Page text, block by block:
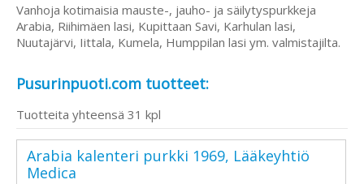
Vanhoja kotimaisia mauste-, jauho- ja säilytyspurkkeja
Arabia, Riihimäen lasi, Kupittaan Savi, Karhulan lasi,
Nuutajärvi, Iittala, Kumela, Humppilan lasi ym. valmistajilta.
Pusurinpuoti.com tuotteet:
Tuotteita yhteensä 31 kpl
Arabia kalenteri purkki 1969, Lääkeyhtiö
Medica